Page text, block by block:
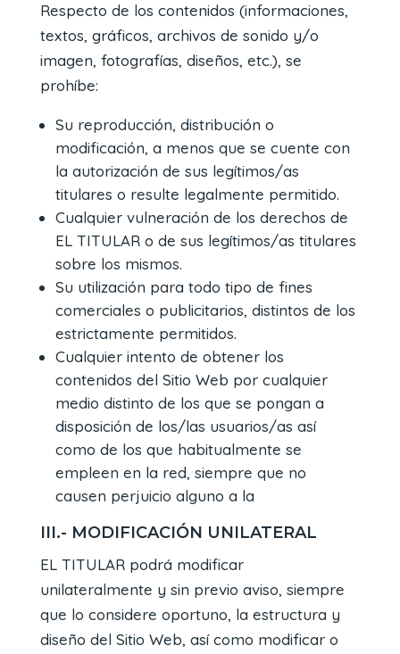
Respecto de los contenidos (informaciones,
textos, gráficos, archivos de sonido y/o
imagen, fotografías, diseños, etc.), se
prohíbe:
Su reproducción, distribución o
modificación, a menos que se cuente con
la autorización de sus legítimos/as
titulares o resulte legalmente permitido.
Cualquier vulneración de los derechos de
EL TITULAR o de sus legítimos/as titulares
sobre los mismos.
Su utilización para todo tipo de fines
comerciales o publicitarios, distintos de los
estrictamente permitidos.
Cualquier intento de obtener los
contenidos del Sitio Web por cualquier
medio distinto de los que se pongan a
disposición de los/las usuarios/as así
como de los que habitualmente se
empleen en la red, siempre que no
causen perjuicio alguno a la
III.- MODIFICACIÓN UNILATERAL
EL TITULAR podrá modificar
unilateralmente y sin previo aviso, siempre
que lo considere oportuno, la estructura y
diseño del Sitio Web, así como modificar o